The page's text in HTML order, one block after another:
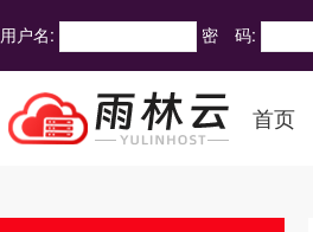
用户名: 密 码:
首页